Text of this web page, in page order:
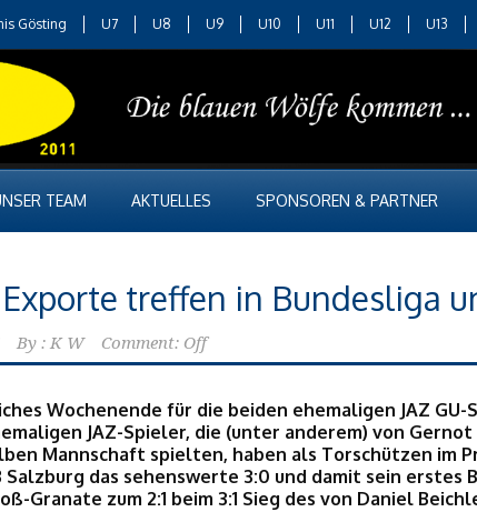
Gösting U7 U8 U9 U10 U11 U12 U13
TEAM AKTUELLES SPONSOREN & PARTNER
Exporte treffen in Bundesliga
By : K W Comment: Off
Wochenende für die beiden ehemaligen JAZ GU-
JAZ-Spieler, die (unter anderem) von
Mannschaft spielten, haben als Torschützen im
Salzburg das sehenswerte 3:0 und damit sein
Granate zum 2:1 beim 3:1 Sieg des von Daniel